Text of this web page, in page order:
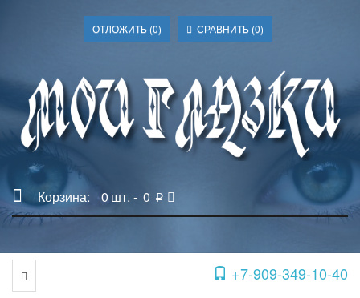
ОТЛОЖИТЬ (0) СРАВНИТЬ (0)
Корзина: 0шт. - 0 p
+7-909-349-10-40
Toggle Navigation